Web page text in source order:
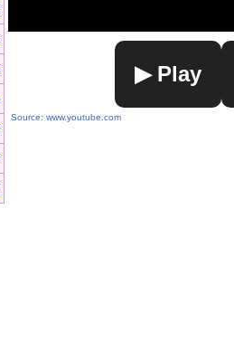
▶ Play
Source: www.youtube.com